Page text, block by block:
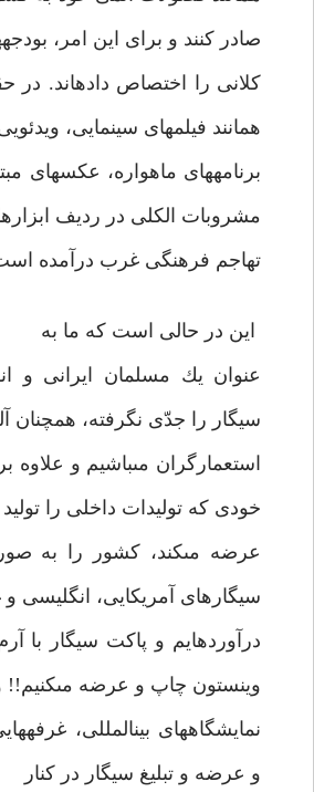
صادر كنند و براى اين امر،
كلانى را اختصاص داده‏اند. در
همانند فيلمهاى سينمايى،
برنامه‏هاى ماهواره، عكسهاى
مشروبات الكلى در رديف
تهاجم فرهنگى غرب درآمده
اين در حالى است كه ما به
عنوان يك مسلمان ايرانى و
سيگار را جدّى نگرفته،
استعمارگران مى‏باشيم و علاوه
خودى كه توليدات داخلى را
عرضه مى‏كند، كشور را به
سيگارهاى آمريكايى، انگليسى و
درآورده‏ايم و پاكت سيگار با
وينستون چاپ و عرضه مى‏كنيم!!
نمايشگاههاى بين‏المللى،
و عرضه و تبليغ سيگار در كنار